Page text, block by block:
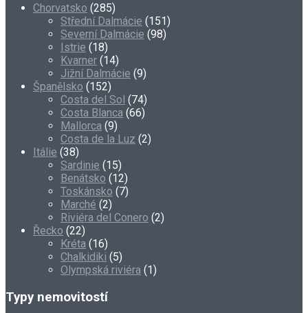
Chorvatsko (285)
Střední Dalmácie (151)
Severní Dalmácie (98)
Istrie (18)
Kvarner (14)
Jižní Dalmácie (9)
Španělsko (152)
Costa del Sol (74)
Costa Blanca (66)
Mallorca (9)
Costa de la Luz (2)
Itálie (38)
Sardinie (15)
Benátsko (12)
Toskánsko (7)
Marché (2)
Riviéra del Conero (2)
Řecko (22)
Kréta (16)
Chalkidiki (5)
Olympská riviéra (1)
Typy nemovitostí